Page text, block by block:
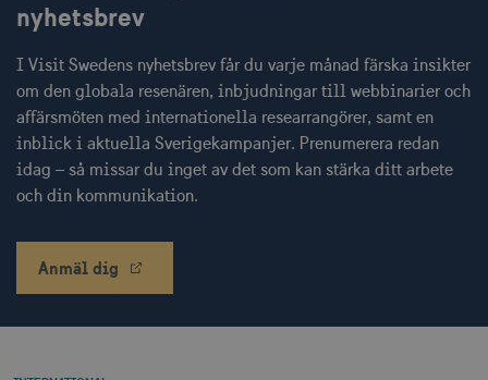
nyhetsbrev
I Visit Swedens nyhetsbrev får du varje månad färska insikter
om den globala resenären, inbjudningar till webbinarier och
affärsmöten med internationella researrangörer, samt en
inblick i aktuella Sverigekampanjer. Prenumerera redan
idag – så missar du inget av det som kan stärka ditt arbete
och din kommunikation.
Anmäl dig
__cf_bm
Cloudflare Inc.
.vimeo.com
minuter
receive-cookie-
deprecation